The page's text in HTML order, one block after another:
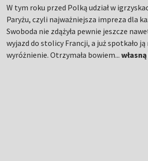
W tym roku przed Polką udział w
Paryżu, czyli najważniejsza impreza dla
Swoboda nie zdążyła pewnie jeszcze
wyjazd do stolicy Francji, a już spotkało
wyróżnienie. Otrzymała bowiem...